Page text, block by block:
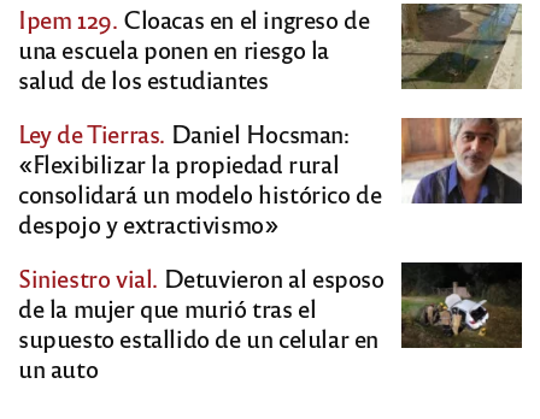
Ipem 129. Cloacas en el ingreso de
una escuela ponen en riesgo la
salud de los estudiantes
Ley de Tierras. Daniel Hocsman:
«Flexibilizar la propiedad rural
consolidará un modelo histórico de
despojo y extractivismo»
Siniestro vial. Detuvieron al esposo
de la mujer que murió tras el
supuesto estallido de un celular en
un auto